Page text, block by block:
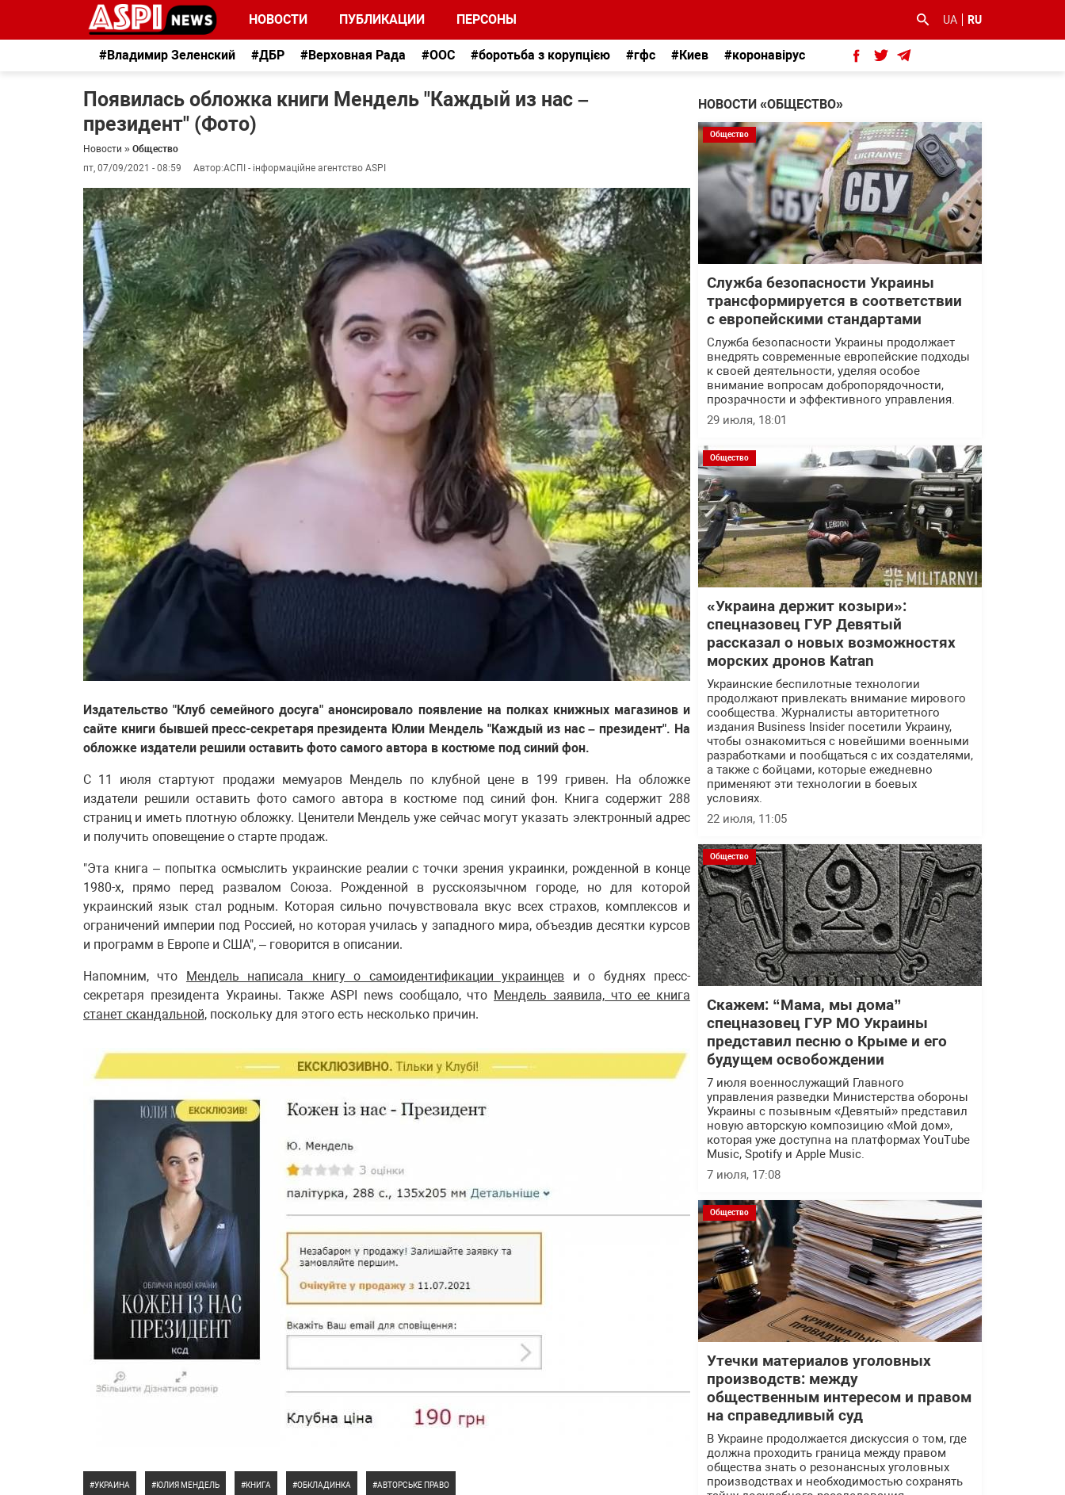
НОВОСТИ ПУБЛИКАЦИИ ПЕРСОНЫ UA RU
#Владимир Зеленский #ДБР #Верховная Рада #ООС #боротьба з корупцією #гфс #Киев #коронавірус
Появилась обложка книги Мендель "Каждый из нас –
президент" (Фото)
Новости » Общество
пт, 07/09/2021 - 08:59
Автор:АСПІ - інформаційне агентство ASPI
Издательство "Клуб семейного досуга" анонсировало появление на полках книжных магазинов и
сайте книги бывшей пресс-секретаря президента Юлии Мендель "Каждый из нас – президент". На
обложке издатели решили оставить фото самого автора в костюме под синий фон.
С 11 июля стартуют продажи мемуаров Мендель по клубной цене в 199 гривен. На обложке
издатели решили оставить фото самого автора в костюме под синий фон. Книга содержит 288
страниц и иметь плотную обложку. Ценители Мендель уже сейчас могут указать электронный адрес
и получить оповещение о старте продаж.
"Эта книга – попытка осмыслить украинские реалии с точки зрения украинки, рожденной в конце
1980-х, прямо перед развалом Союза. Рожденной в русскоязычном городе, но для которой
украинский язык стал родным. Которая сильно почувствовала вкус всех страхов, комплексов и
ограничений империи под Россией, но которая училась у западного мира, объездив десятки курсов
и программ в Европе и США", – говорится в описании.
Напомним, что Мендель написала книгу о самоидентификации украинцев и о буднях пресс-
секретаря президента Украины. Также ASPI news сообщало, что Мендель заявила, что ее книга
станет скандальной, поскольку для этого есть несколько причин.
УКРАИНА ЮЛИЯ МЕНДЕЛЬ КНИГА ОБКЛАДИНКА АВТОРСЬКЕ ПРАВО
НОВОСТИ «ОБЩЕСТВО»
Общество
Служба безопасности Украины
трансформируется в соответствии
с европейскими стандартами
Служба безопасности Украины продолжает
внедрять современные европейские подходы
к своей деятельности, уделяя особое
внимание вопросам добропорядочности,
прозрачности и эффективного управления.
29 июля, 18:01
Общество
«Украина держит козыри»:
спецназовец ГУР Девятый
рассказал о новых возможностях
морских дронов Katran
Украинские беспилотные технологии
продолжают привлекать внимание мирового
сообщества. Журналисты авторитетного
издания Business Insider посетили Украину,
чтобы ознакомиться с новейшими военными
разработками и пообщаться с их создателями,
а также с бойцами, которые ежедневно
применяют эти технологии в боевых
условиях.
22 июля, 11:05
Общество
Скажем: “Мама, мы дома”
спецназовец ГУР МО Украины
представил песню о Крыме и его
будущем освобождении
7 июля военнослужащий Главного
управления разведки Министерства обороны
Украины с позывным «Девятый» представил
новую авторскую композицию «Мой дом»,
которая уже доступна на платформах YouTube
Music, Spotify и Apple Music.
7 июля, 17:08
Общество
Утечки материалов уголовных
производств: между
общественным интересом и правом
на справедливый суд
В Украине продолжается дискуссия о том, где
должна проходить граница между правом
общества знать о резонансных уголовных
производствах и необходимостью сохранять